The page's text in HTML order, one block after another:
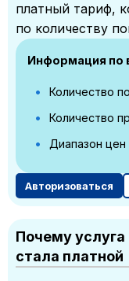
платный тариф,
по количеству
Информация по
Количество
Количество
Диапазон цен
Авторизоваться
Почему услуга
стала платной